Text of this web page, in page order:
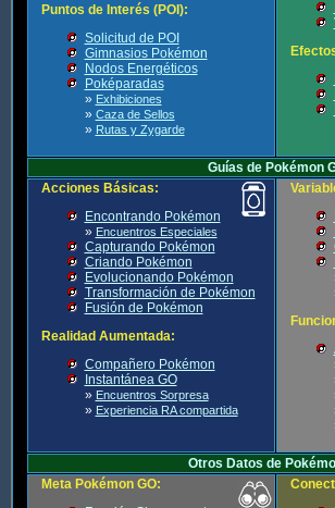
Puntos de Interés (POI):
Solicitud de POI
Gimnasios Pokémon
Nodos Energéticos
Poképaradas
» Exhibiciones
» Caza de Sellos
» Rutas y Zygarde
Guías de Pokémon
Acciones Básicas:
Encontrando Pokémon
» Encuentros Especiales
Capturando Pokémon
Criando Pokémon
Evolucionando Pokémon
Transformación de Pokémon
Fusión de Pokémon
Realidad Aumentada:
Compañero Pokémon
Instantánea GO
» Encuentros Sorpresa
» Experiencia RA compartida
Otros Datos de
Meta Pokémon GO: